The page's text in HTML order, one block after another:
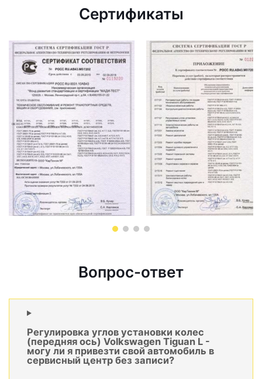
Сертификаты
Вопрос-ответ
Регулировка углов установки колес
(передняя ось) Volkswagen Tiguan L -
могу ли я привезти свой автомобиль в
сервисный центр без записи?